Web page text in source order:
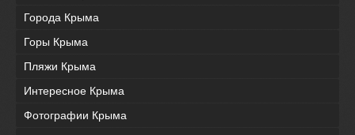
Города Крыма
Горы Крыма
Пляжи Крыма
Интересное Крыма
Фотографии Крыма